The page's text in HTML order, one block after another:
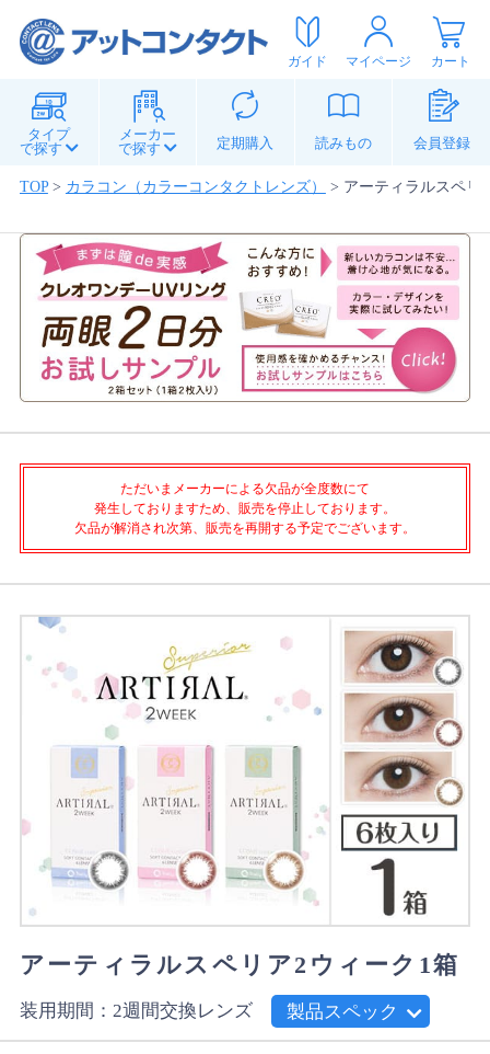
ガイド マイページ カート
タイプ
で探す
メーカー
で探す
定期購入 読みもの 会員登録
TOP> カラコン（カラーコンタクトレンズ） > アーティラルスペリ
ただいまメーカーによる欠品が全度数にて
発生しておりますため、販売を停止しております。
欠品が解消され次第、販売を再開する予定でございます。
アーティラルスペリア2ウィーク1箱
装用期間：2週間交換レンズ 製品スペック